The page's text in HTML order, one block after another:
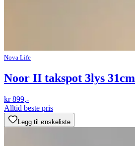
Nova Life
Noor II takspot 3lys
kr 899,-
Alltid beste pris
Legg til ønskeliste